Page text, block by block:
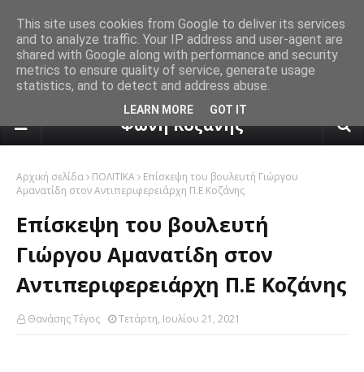
πρόγνωση καιρού από το
Φωνή Κοζάνης
Αρχική σελίδα ΠΟΛΙΤΙΚΑ
Επίσκεψη του βουλευτή Γιώργου
Αμανατίδη στον Αντιπεριφερειάρχη Π.Ε Κοζάνης
Επίσκεψη του βουλευτή
Γιώργου Αμανατίδη στον
Αντιπεριφερειάρχη Π.Ε Κοζάνης
Θανάσης Τέγος Τετάρτη, Ιουλίου 21, 2021
This site uses cookies from Google to deliver its services
and to analyze traffic. Your IP address and user-agent are
shared with Google along with performance and security
metrics to ensure quality of service, generate usage
statistics, and to detect and address abuse.
LEARN MORE GOT IT